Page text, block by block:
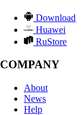
Download
Huawei
RuStore
COMPANY
About
News
Help